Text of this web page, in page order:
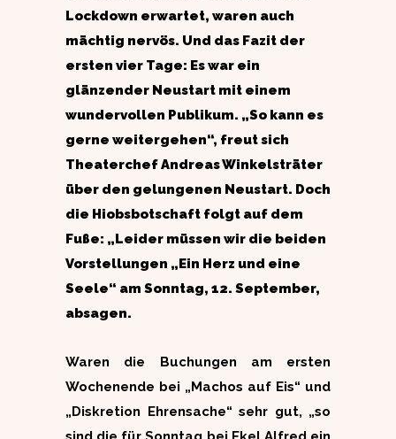
Lockdown erwartet, waren auch
mächtig nervös. Und das Fazit der
ersten vier Tage: Es war ein
glänzender Neustart mit einem
wundervollen Publikum. „So kann es
gerne weitergehen“, freut sich
Theaterchef Andreas Winkelsträter
über den gelungenen Neustart. Doch
die Hiobsbotschaft folgt auf dem
Fuße: „Leider müssen wir die beiden
Vorstellungen „Ein Herz und eine
Seele“ am Sonntag, 12. September,
absagen.
Waren die Buchungen am ersten
Wochenende bei „Machos auf Eis“ und
„Diskretion Ehrensache“ sehr gut, „so